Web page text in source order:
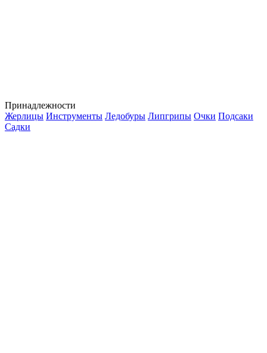
Принадлежности
Жерлицы Инструменты Ледобуры Липгрипы Очки Подсаки
Садки